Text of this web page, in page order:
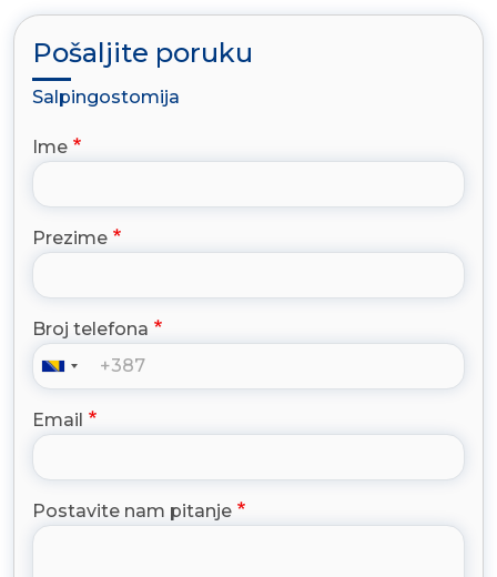
Pošaljite poruku
Salpingostomija
Ime
Prezime
Broj telefona
Email
Postavite nam pitanje